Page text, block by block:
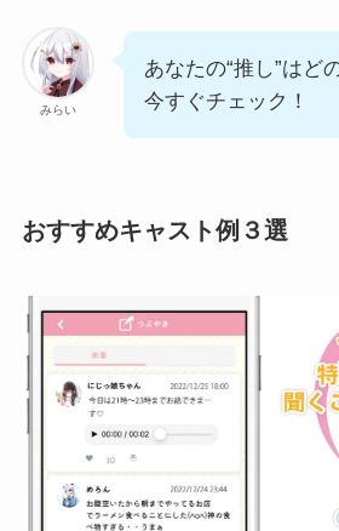
みらい
あなたの“推し”はど
今すぐチェック！
おすすめキャスト例３選